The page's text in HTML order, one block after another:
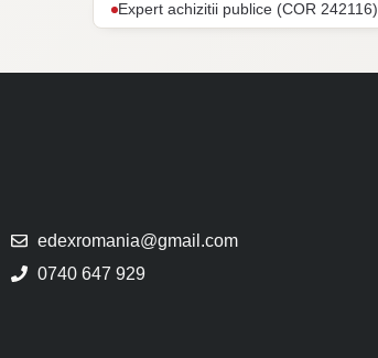
Expert achizitii publice (COR 242116)
edexromania@gmail.com
0740 647 929